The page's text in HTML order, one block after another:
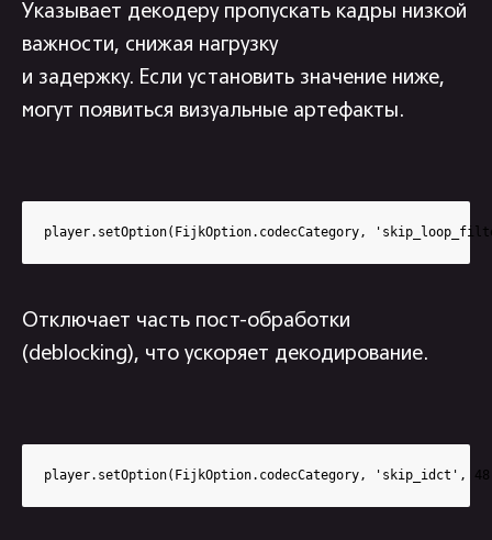
Указывает декодеру пропускать кадры низкой
важности, снижая нагрузку
и задержку. Если установить значение ниже,
могут появиться визуальные артефакты.
player.setOption(FijkOption.codecCategory,
Отключает часть пост-обработки
(deblocking), что ускоряет декодирование.
player.setOption(FijkOption.codecCategory, 'skip_idct',